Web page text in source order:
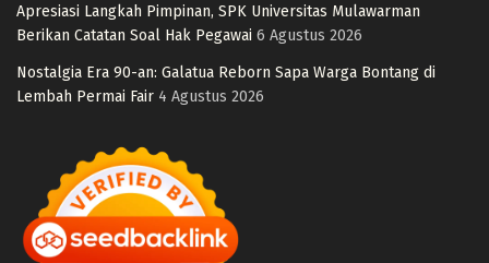
Apresiasi Langkah Pimpinan, SPK Universitas Mulawarman
Berikan Catatan Soal Hak Pegawai 6 Agustus 2026
Nostalgia Era 90-an: Galatua Reborn Sapa Warga Bontang di
Lembah Permai Fair 4 Agustus 2026